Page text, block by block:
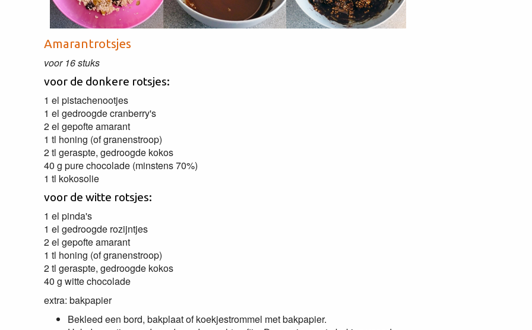
Amarantrotsjes
voor 16 stuks
voor de donkere rotsjes:
1 el pistachenootjes
1 el gedroogde cranberry's
2 el gepofte amarant
1 tl honing (of granenstroop)
2 tl geraspte, gedroogde kokos
40 g pure chocolade (minstens 70%)
1 tl kokosolie
voor de witte rotsjes:
1 el pinda's
1 el gedroogde rozijntjes
2 el gepofte amarant
1 tl honing (of granenstroop)
2 tl geraspte, gedroogde kokos
40 g witte chocolade
extra: bakpapier
Bekleed een bord, bakplaat of koekjestrommel met bakpapier.